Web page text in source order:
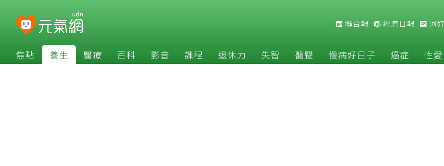
聯合報 經濟日報 河
焦點 養生 醫療 百科 影音 課程 退休力 失智 醫聲 慢病好日子 癌症 性愛